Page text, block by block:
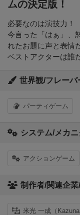
ムの決定版！
必要なのは演技力！
今言った「はぁ」、
れたお題に声と表情
ベストアクターは誰
世界観/フレーバ
パーティゲーム
システム/メカ
アクションゲーム
制作者/関連企
米光 一成（